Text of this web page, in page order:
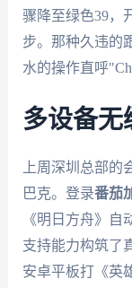
骤降至绿色39，
步。那种久违的
水的操作直呼
多设备无
上周深圳总部的
巴克。登录番茄
《明日方舟》
支持能力构筑了
安卓平板打《英